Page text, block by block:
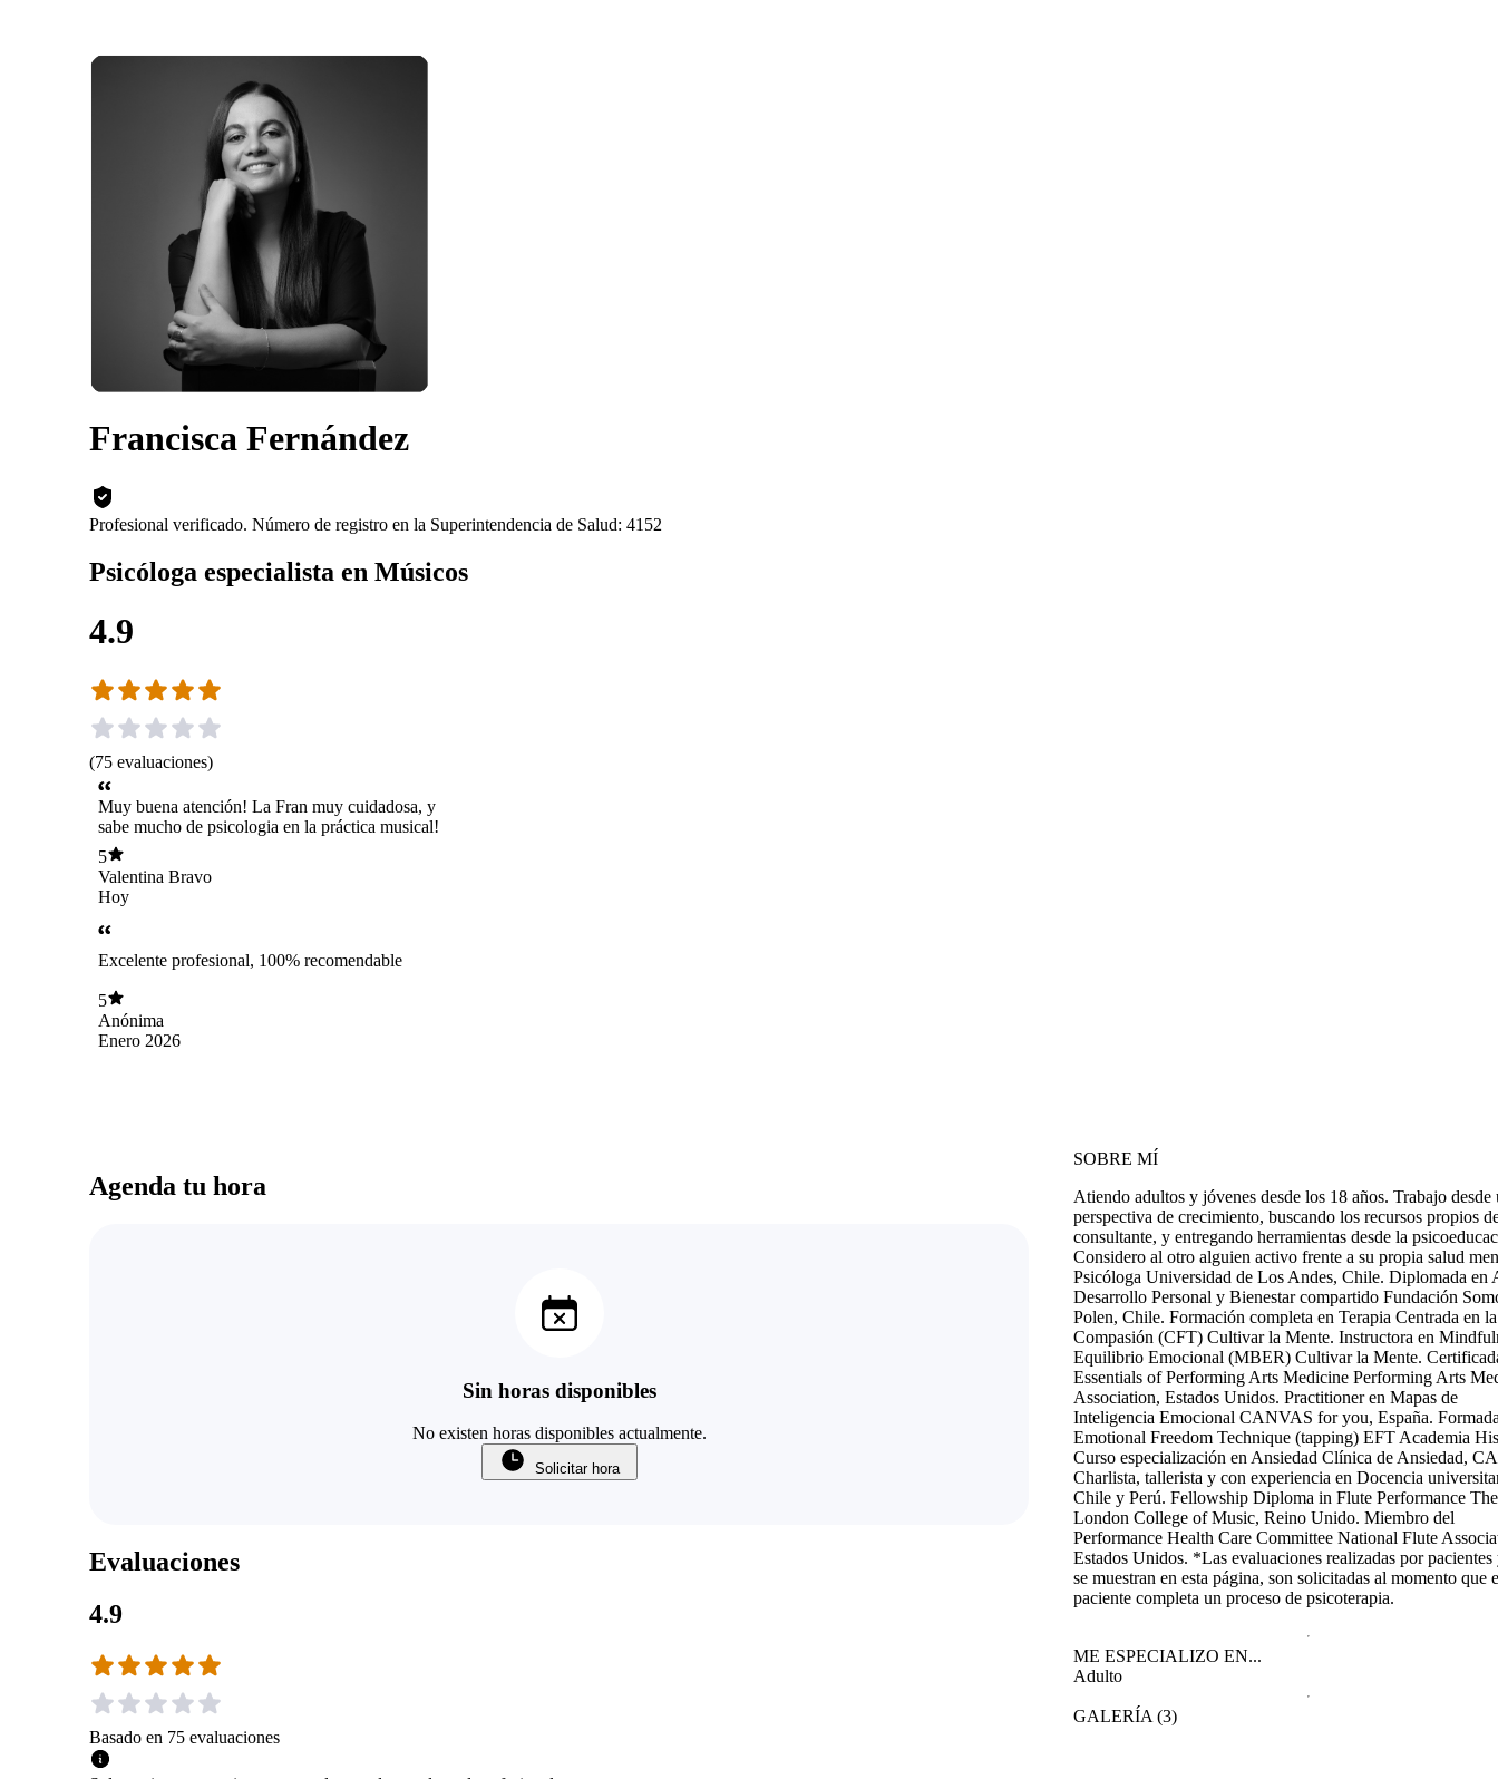
Francisca Fernández
Profesional verificado. Número de registro en la Superintendencia de Salud: 4152
Psicóloga especialista en Músicos
4.9
(75 evaluaciones)
Muy buena atención! La Fran muy cuidadosa, y
sabe mucho de psicologia en la práctica musical!
5
Valentina Bravo
Hoy
Excelente profesional, 100% recomendable
5
Anónima
Enero 2026
Agenda tu hora
Sin horas disponibles
No existen horas disponibles actualmente.
Solicitar hora
Evaluaciones
4.9
Basado en 75 evaluaciones
SOBRE MÍ
Atiendo adultos y jóvenes desde los 18 años. Trabajo desde
perspectiva de crecimiento, buscando los recursos propios
consultante, y entregando herramientas desde la
Considero al otro alguien activo frente a su propia salud
Psicóloga Universidad de Los Andes, Chile. Diplomada en
Desarrollo Personal y Bienestar compartido Fundación
Polen, Chile. Formación completa en Terapia Centrada en la
Compasión (CFT) Cultivar la Mente. Instructora en
Equilibrio Emocional (MBER) Cultivar la Mente.
Essentials of Performing Arts Medicine Performing Arts
Association, Estados Unidos. Practitioner en Mapas de
Inteligencia Emocional CANVAS for you, España.
Emotional Freedom Technique (tapping) EFT Academia
Curso especialización en Ansiedad Clínica de Ansiedad,
Charlista, tallerista y con experiencia en Docencia
Chile y Perú. Fellowship Diploma in Flute Performance The
London College of Music, Reino Unido. Miembro del
Performance Health Care Committee National Flute
Estados Unidos. *Las evaluaciones realizadas por pacientes
se muestran en esta página, son solicitadas al momento que
paciente completa un proceso de psicoterapia.
ME ESPECIALIZO EN...
Adulto
GALERÍA (3)